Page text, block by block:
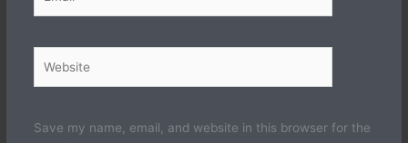
Save my name, email, and website in this browser for the